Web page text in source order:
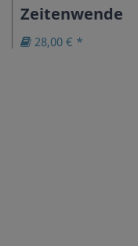
Zeitenwende
28,00 € *